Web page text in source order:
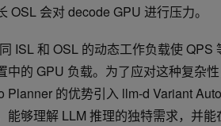
OSL 会对 decode GPU 进行压力。
ISL 和 OSL 的动态工作负载使
中的 GPU 负载。为了应对这种复杂
Planner 的优势引入 llm-d Variant
能够理解 LLM 推理的独特需求，并